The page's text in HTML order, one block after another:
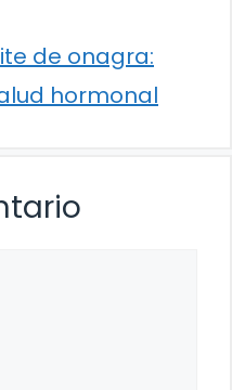
de onagra:
hormonal